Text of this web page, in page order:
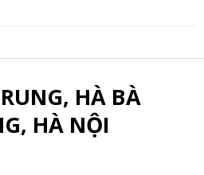
HÀ BÀ
HÀ NỘI